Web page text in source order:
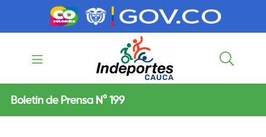
Indeportes
Cauca
Boletín de Prensa N° 199